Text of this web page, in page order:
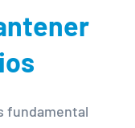
fundamental